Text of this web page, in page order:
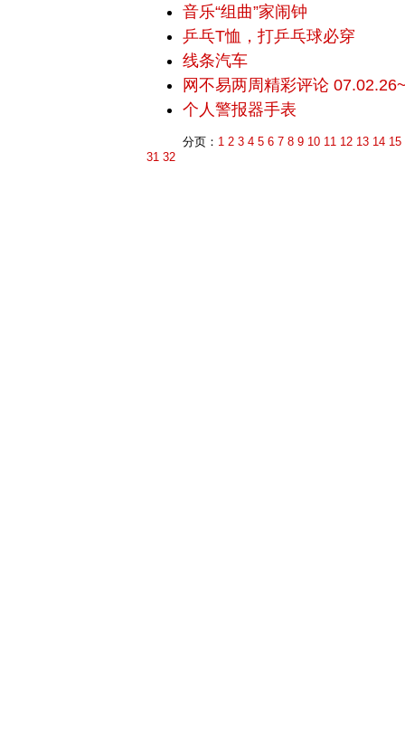
音乐“组曲”家闹钟
乒乓T恤，打乒乓球必穿
线条汽车
网不易两周精彩评论
个人警报器手表
分页： 1 2 3 4 5 6 7 8 9 10 11 12 13 14 15
31 32